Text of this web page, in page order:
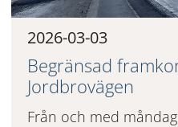
2026-03-03
Begränsad
Jordbrovägen
Från och med